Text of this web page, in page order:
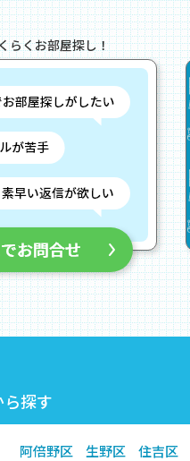
らくお部屋探し！
探す
阿倍野区 生野区 住吉区